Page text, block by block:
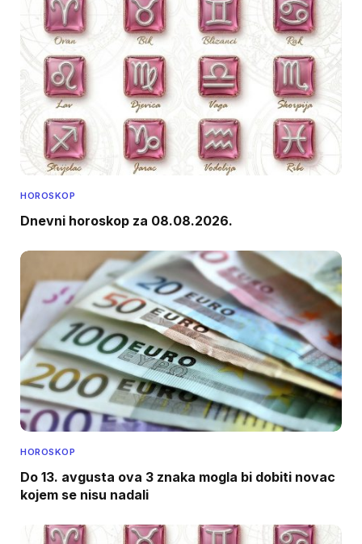
HOROSKOP
Dnevni horoskop za 08.08.2026.
HOROSKOP
Do 13. avgusta ova 3 znaka mogla bi dobiti novac
kojem se nisu nadali